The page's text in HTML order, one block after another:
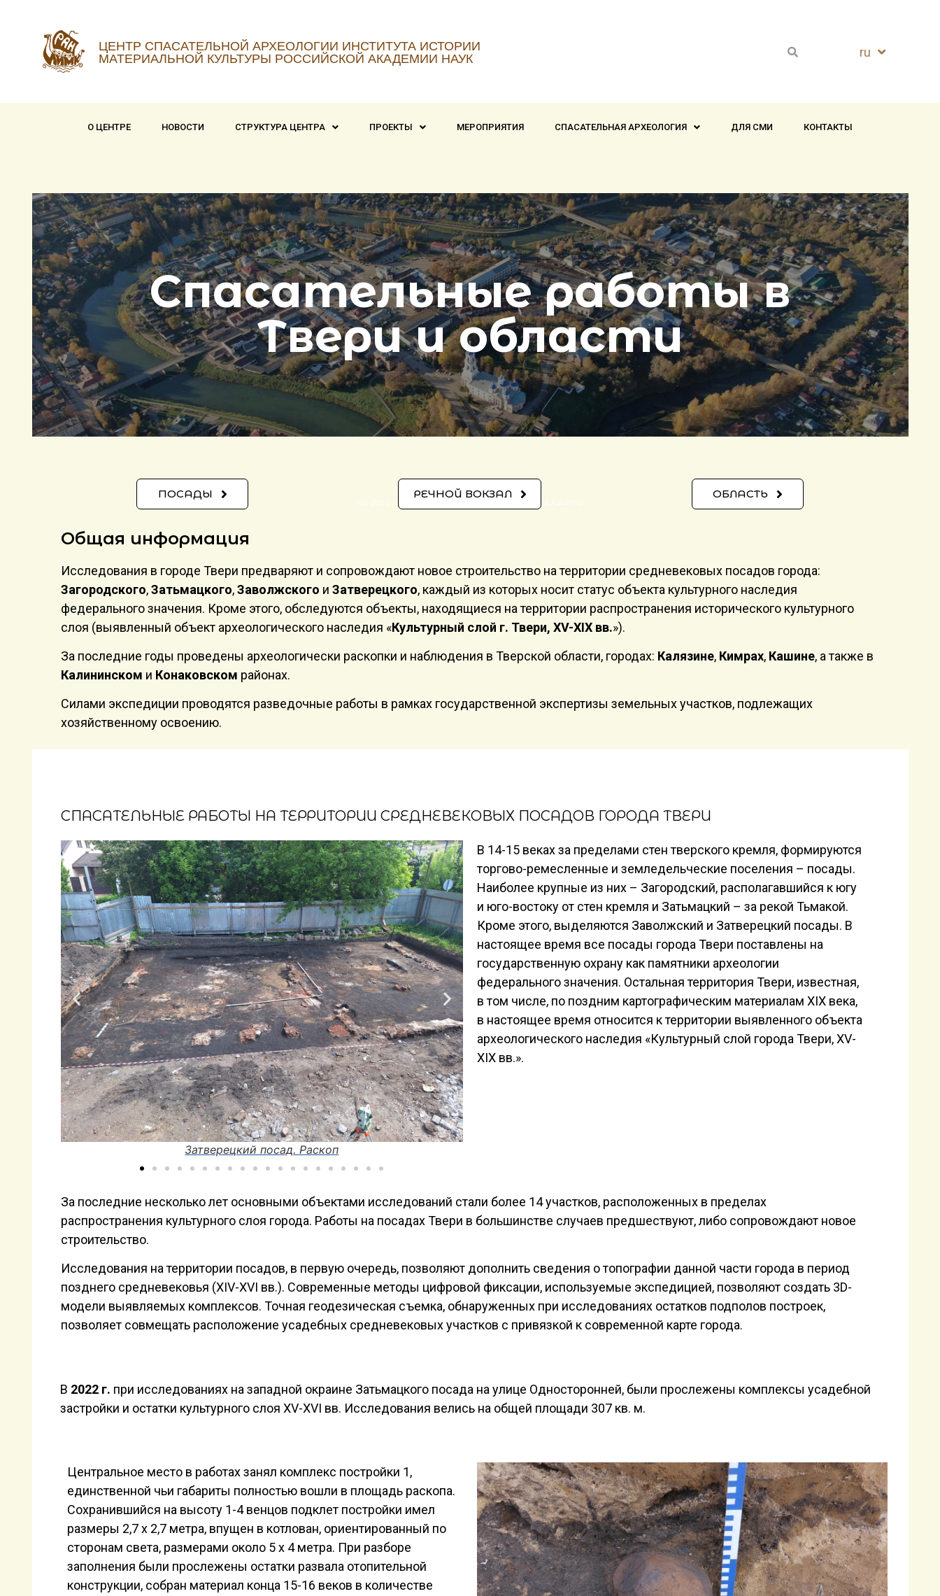
ЦЕНТР СПАСАТЕЛЬНОЙ АРХЕОЛОГИИ ИНСТИТУТА ИСТОРИИ
МАТЕРИАЛЬНОЙ КУЛЬТУРЫ РОССИЙСКОЙ АКАДЕМИИ НАУК ru
en
О ЦЕНТРЕ НОВОСТИ СТРУКТУРА ЦЕНТРА ПРОЕКТЫ МЕРОПРИЯТИЯ СПАСАТЕЛЬНАЯ АРХЕОЛОГИЯ ДЛЯ СМИ КОНТАКТЫ
Спасательные работы в
Твери и области
ПОСАДЫ РЕЧНОЙ ВОКЗАЛ ОБЛАСТЬ
На фото: общий вид центральной части города Кашина
Общая информация​
Исследования в городе Твери предваряют и сопровождают новое строительство на территории средневековых посадов города:
Загородского,Затьмацкого,Заволжского и Затверецкого, каждый из которых носит статус объекта культурного наследия
федерального значения. Кроме этого, обследуются объекты, находящиеся на территории распространения исторического культурного
слоя (выявленный объект археологического наследия «Культурный слой г. Твери, XV-XIX вв.»).
За последние годы проведены археологически раскопки и наблюдения в Тверской области, городах: Калязине, Кимрах, Кашине, а также в
Калининском и Конаковском районах.
Силами экспедиции проводятся разведочные работы в рамках государственной экспертизы земельных участков, подлежащих
хозяйственному освоению.
СПАСАТЕЛЬНЫЕ РАБОТЫ НА ТЕРРИТОРИИ СРЕДНЕВЕКОВЫХ ПОСАДОВ ГОРОДА ТВЕРИ
Затверецкий посад. Игрушка 18 века insitu
В 14-15 веках за пределами стен тверского кремля, формируются
торгово-ремесленные и земледельческие поселения – посады.
Наиболее крупные из них – Загородский, располагавшийся к югу
и юго-востоку от стен кремля и Затьмацкий – за рекой Тьмакой.
Кроме этого, выделяются Заволжский и Затверецкий посады. В
настоящее время все посады города Твери поставлены на
государственную охрану как памятники археологии
федерального значения. Остальная территория Твери, известная,
в том числе, по поздним картографическим материалам XIX века,
в настоящее время относится к территории выявленного объекта
археологического наследия «Культурный слой города Твери, XV-
XIX вв.».
За последние несколько лет основными объектами исследований стали более 14 участков, расположенных в пределах
распространения культурного слоя города. Работы на посадах Твери в большинстве случаев предшествуют, либо сопровождают новое
строительство.
Исследования на территории посадов, в первую очередь, позволяют дополнить сведения о топографии данной части города в период
позднего средневековья (XIV-XVI вв.). Современные методы цифровой фиксации, используемые экспедицией, позволяют создать 3D-
модели выявляемых комплексов. Точная геодезическая съемка, обнаруженных при исследованиях остатков подполов построек,
позволяет совмещать расположение усадебных средневековых участков с привязкой к современной карте города.
В 2022 г. при исследованиях на западной окраине Затьмацкого посада на улице Односторонней, были прослежены комплексы усадебной
застройки и остатки культурного слоя XV-XVI вв. Исследования велись на общей площади 307 кв. м.
Центральное место в работах занял комплекс постройки 1,
единственной чьи габариты полностью вошли в площадь раскопа.
Сохранившийся на высоту 1-4 венцов подклет постройки имел
размеры 2,7 х 2,7 метра, впущен в котлован, ориентированный по
сторонам света, размерами около 5 х 4 метра. При разборе
заполнения были прослежены остатки развала отопительной
конструкции, собран материал конца 15-16 веков в количестве